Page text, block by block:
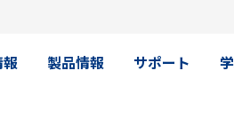
報 製品情報 サポート